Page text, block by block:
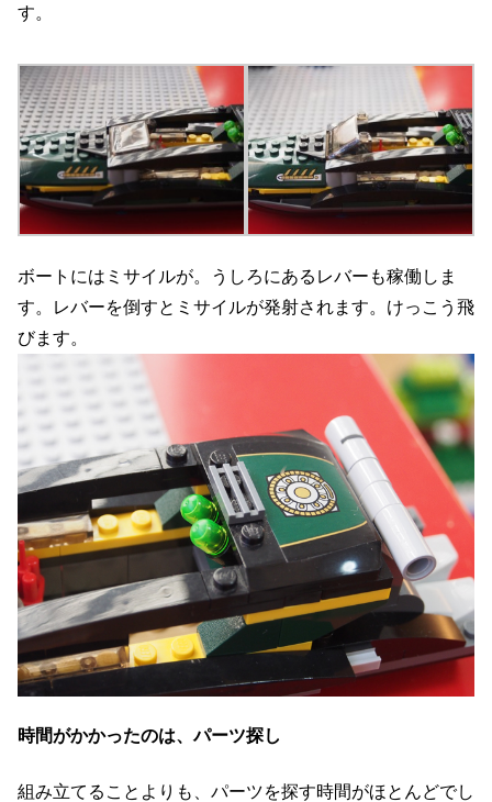
す。
ボートにはミサイルが。うしろにあるレバーも稼働しま
す。レバーを倒すとミサイルが発射されます。けっこう飛
びます。
時間がかかったのは、パーツ探し
組み立てることよりも、パーツを探す時間がほとんどでし